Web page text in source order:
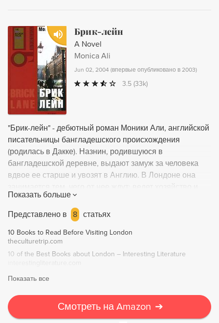
Брик-лейн
A Novel
Monica Ali
Jun 02, 2004 (впервые опубликовано в 2003)
3.5 (33k)
"Брик-лейн" - дебютный роман Моники Али, английской
писательницы бангладешского происхождения
(родилась в Дакке). Назнин, родившуюся в
бангладешской деревне, выдают замуж за человека
вдвое ее старше и увозят в Англию. В Лондоне она
воспитывает детей, постоянно балансируя между
убежденностью мужа в правильности традиционного
мусульманского уклада и стремлением дочерей к
современной европейской жизни. Это хрупкое
равновесие нарушает Карим - молодой активист
радикального движения "Бенгальские тигры". Карим
общественного устройства и правильности семейного
положения, однако традиционный конфликт долга и
страсти разрешается совершенно неожиданным для
них обоих образом. Роман вошел в шорт-лист
Показать больше
Представлено в
8 статьях
10 Books to Read Before Visiting London
theculturetrip.com
10 of the Best Books about London – Interesting Literature
Показать все
Смотреть на Amazon ➔